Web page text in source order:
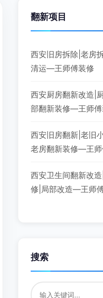
翻新项目
西安旧房拆除|老房
清运—王师傅装修
西安厨房翻新改造|
部翻新装修—王师傅
西安旧房翻新|老旧
老房翻新装修—王师
西安卫生间翻新改
修|局部改造—王师
搜索